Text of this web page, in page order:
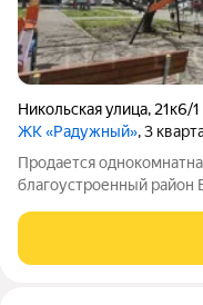
Никольская улица, 21к6/1
ЖК «Радужный», 3
Продается
благоустроенный район
инфраструктуры, новые
парковочных мест.